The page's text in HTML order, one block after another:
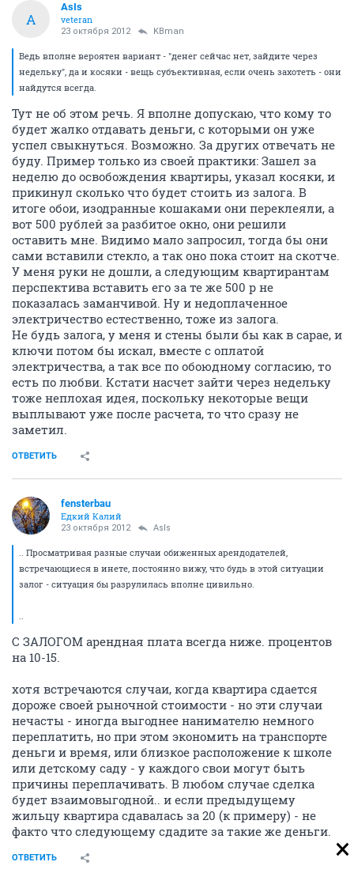
A
AsIs
veteran
23 октября 2012 KBman
Ведь вполне вероятен вариант - "денег сейчас нет, зайдите через
недельку", да и косяки - вещь субъективная, если очень захотеть - они
найдутся всегда.
Тут не об этом речь. Я вполне допускаю, что кому то
будет жалко отдавать деньги, с которыми он уже
успел свыкнуться. Возможно. За других отвечать не
буду. Пример только из своей практики: Зашел за
неделю до освобождения квартиры, указал косяки, и
прикинул сколько что будет стоить из залога. В
итоге обои, изодранные кошаками они переклеяли, а
вот 500 рублей за разбитое окно, они решили
оставить мне. Видимо мало запросил, тогда бы они
сами вставили стекло, а так оно пока стоит на скотче.
У меня руки не дошли, а следующим квартирантам
перспектива вставить его за те же 500 р не
показалась заманчивой. Ну и недоплаченное
электричество естественно, тоже из залога.
Не будь залога, у меня и стены были бы как в сарае, и
ключи потом бы искал, вместе с оплатой
электричества, а так все по обоюдному согласию, то
есть по любви. Кстати насчет зайти через недельку
тоже неплохая идея, поскольку некоторые вещи
выплывают уже после расчета, то что сразу не
заметил.
ОТВЕТИТЬ
fensterbau
Едкий Калий
23 октября 2012 AsIs
.. Просматривая разные случаи обиженных арендодателей,
встречающиеся в инете, постоянно вижу, что будь в этой ситуации
залог - ситуация бы разрулилась вполне цивильно.
..
С ЗАЛОГОМ арендная плата всегда ниже. процентов
на 10-15.
хотя встречаются случаи, когда квартира сдается
дороже своей рыночной стоимости - но эти случаи
нечасты - иногда выгоднее нанимателю немного
переплатить, но при этом экономить на транспорте
деньги и время, или близкое расположение к школе
или детскому саду - у каждого свои могут быть
причины переплачивать. В любом случае сделка
будет взаимовыгодной.. и если предыдущему
жильцу квартира сдавалась за 20 (к примеру) - не
факто что следующему сдадите за такие же деньги.
ОТВЕТИТЬ